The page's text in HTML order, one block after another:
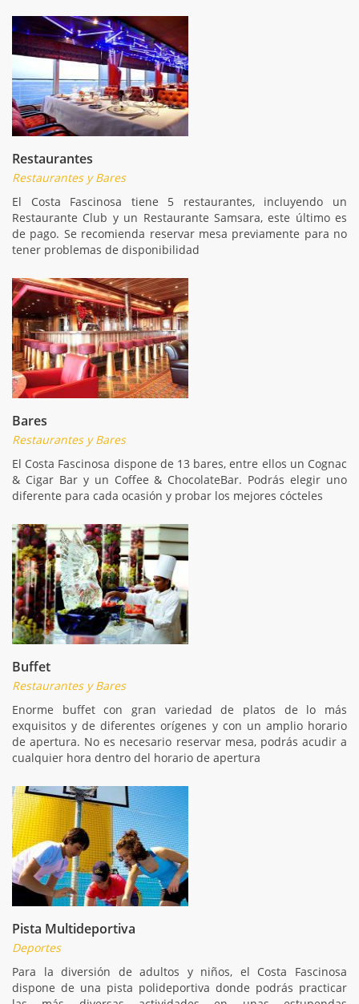
Restaurantes
Restaurantes y Bares
El Costa Fascinosa tiene 5 restaurantes, incluyendo un
Restaurante Club y un Restaurante Samsara, este último es
de pago. Se recomienda reservar mesa previamente para no
tener problemas de disponibilidad
Bares
Restaurantes y Bares
El Costa Fascinosa dispone de 13 bares, entre ellos un Cognac
& Cigar Bar y un Coffee & ChocolateBar. Podrás elegir uno
diferente para cada ocasión y probar los mejores cócteles
Buffet
Restaurantes y Bares
Enorme buffet con gran variedad de platos de lo más
exquisitos y de diferentes orígenes y con un amplio horario
de apertura. No es necesario reservar mesa, podrás acudir a
cualquier hora dentro del horario de apertura
Pista Multideportiva
Deportes
Para la diversión de adultos y niños, el Costa Fascinosa
dispone de una pista polideportiva donde podrás practicar